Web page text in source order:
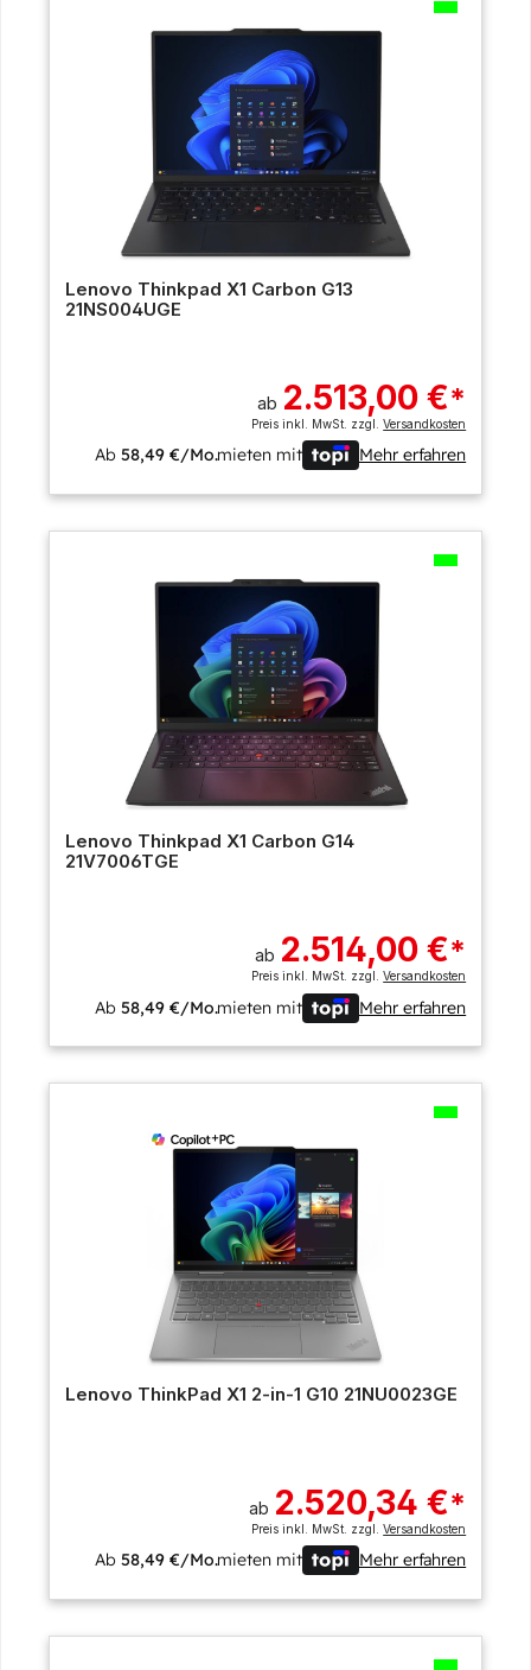
Lenovo Thinkpad X1 Carbon G13
21NS004UGE
ab 2.513,00 €*
Preis inkl. MwSt. zzgl.Versandkosten
Ab58,49 €/Mo.mieten mit Mehr erfahren
Lenovo Thinkpad X1 Carbon G14
21V7006TGE
ab 2.514,00 €*
Preis inkl. MwSt. zzgl.Versandkosten
Ab58,49 €/Mo.mieten mit Mehr erfahren
Lenovo ThinkPad X1 2-in-1 G10 21NU0023GE
ab 2.520,34 €*
Preis inkl. MwSt. zzgl.Versandkosten
Ab58,49 €/Mo.mieten mit Mehr erfahren